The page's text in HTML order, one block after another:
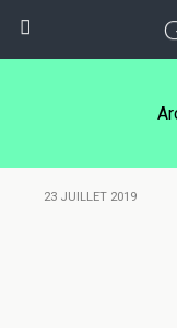
23 JUILLET 2019